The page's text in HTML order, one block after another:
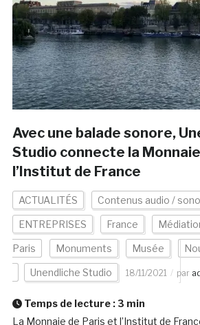
Avec une balade sonore,
Studio connecte la
l’Institut de France
ACTUALITÉS Contenus audio /
ENTREPRISES France
Paris Monuments Musée
Unendliche Studio 18/11/2021 par
Temps de lecture : 3 min
La Monnaie de Paris et l’Institut de